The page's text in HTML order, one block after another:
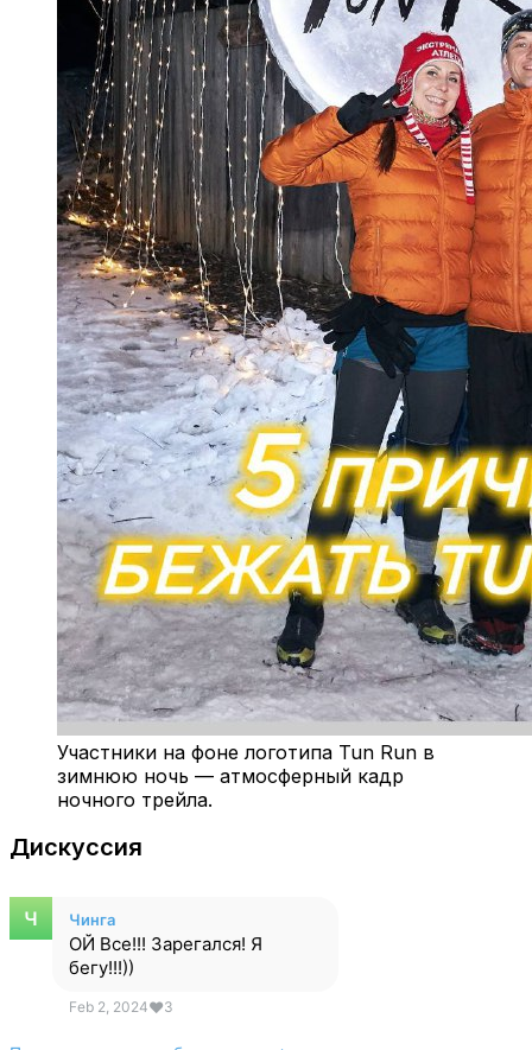
Участники на фоне логотипа Tun Run в
зимнюю ночь — атмосферный кадр
ночного трейла.
Дискуссия
Чинга
ОЙ Все!!! Зарегался! Я
бегу!!!))
Feb 2, 2024❤3